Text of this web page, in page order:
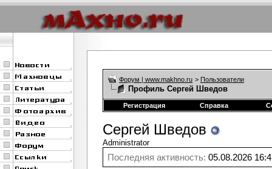
Форум | www.makhno.ru > Пользователи
Профиль Сергей Шведов
Регистрация Справка
Сергей Шведов
Administrator
Последняя активность: 05.08.2026